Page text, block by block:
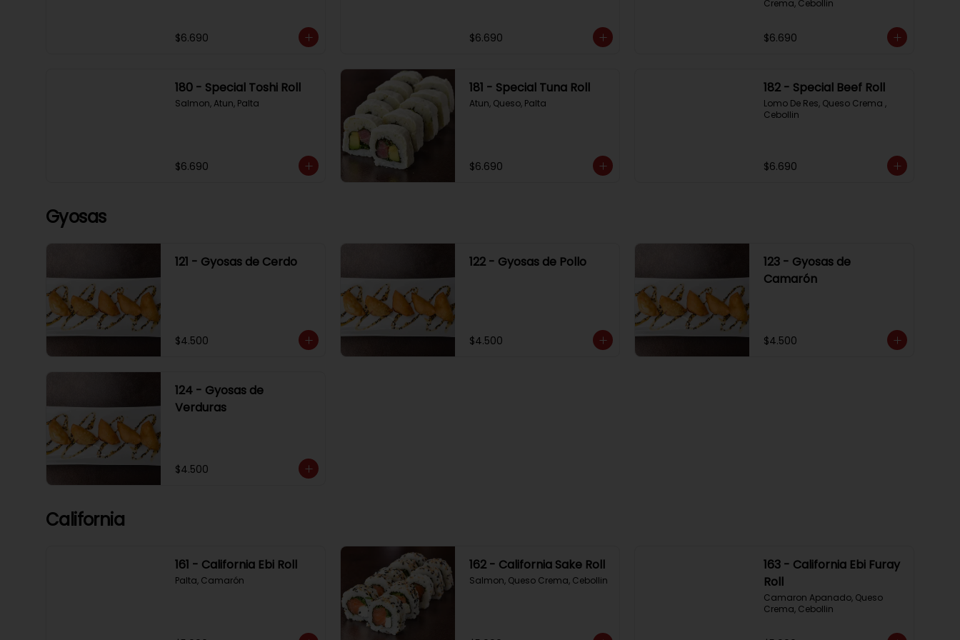
$6.690 $6.690
Crema, Cebollin
$6.690
180 - Special Toshi Roll
Salmon, Atun, Palta
$6.690
181 - Special Tuna Roll
Atun, Queso, Palta
$6.690
182 - Special Beef Roll
Lomo De Res, Queso Crema ,
Cebollin
$6.690
Gyosas
121 - Gyosas de Cerdo
$4.500
122 - Gyosas de Pollo
$4.500
123 - Gyosas de
Camarón
$4.500
124 - Gyosas de
Verduras
$4.500
California
161 - California Ebi Roll
Palta, Camarón
162 - California Sake Roll
Salmon, Queso Crema, Cebollin
163 - California Ebi Furay
Roll
Camaron Apanado, Queso
Crema, Cebollin